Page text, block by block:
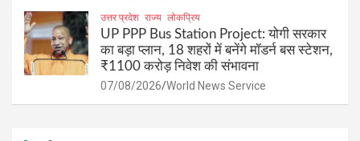
उत्तर प्रदेश राज्य लोकप्रिय
UP PPP Bus Station Project: योगी सरकार
का बड़ा प्लान, 18 शहरों में बनेंगे मॉडर्न बस स्टेशन,
₹1100 करोड़ निवेश की संभावना
07/08/2026 World News Service